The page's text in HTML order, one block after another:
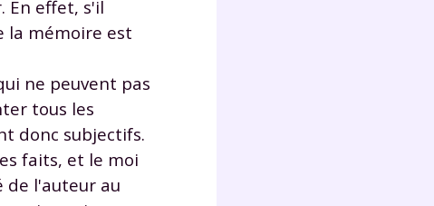
En effet, s'il
la mémoire est
ne peuvent pas
tous les
donc subjectifs.
faits, et le moi
de l'auteur au
la
scolaire
exercer
de la
de
gestion